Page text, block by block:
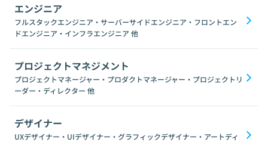
エンジニア
フルスタックエンジニア・サーバーサイドエンジニア・フロントエン
ドエンジニア・インフラエンジニア 他
プロジェクトマネジメント
プロジェクトマネージャー・プロダクトマネージャー・プロジェクトリ
ーダー・ディレクター 他
デザイナー
UXデザイナー・UIデザイナー・グラフィックデザイナー・アートディ